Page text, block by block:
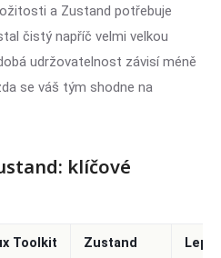
a Zustand potřebuje
čistý napříč velmi velkou
udržovatelnost závisí méně
se váš tým shodne na
klíčové
Toolkit Zustand